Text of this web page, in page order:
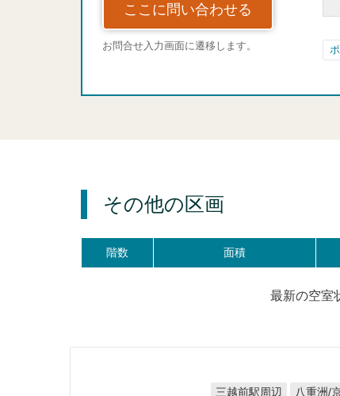
ここに問い合わせる
お問合せ入力画面に遷移します。
その他の区画
階数 面積
最新の空室
三越前駅周辺 八重洲/